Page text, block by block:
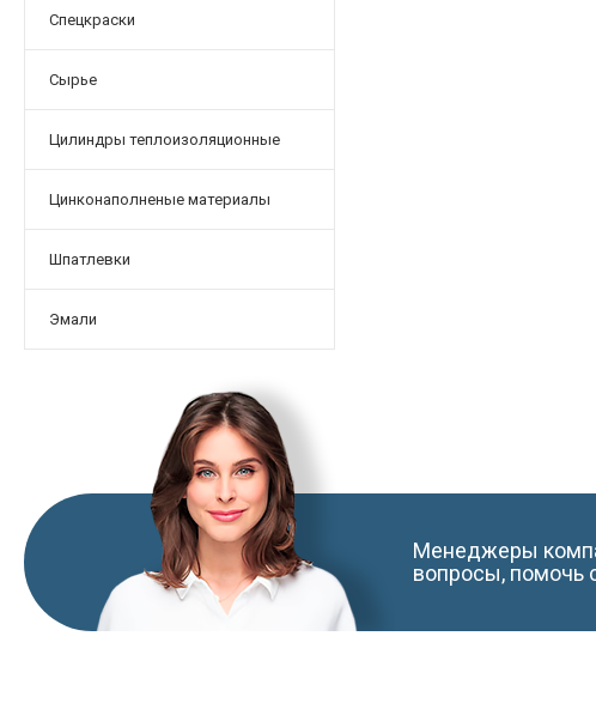
Спецкраски
Сырье
Цилиндры теплоизоляционные
Цинконаполненые материалы
Шпатлевки
Эмали
Менеджеры
вопросы, помочь